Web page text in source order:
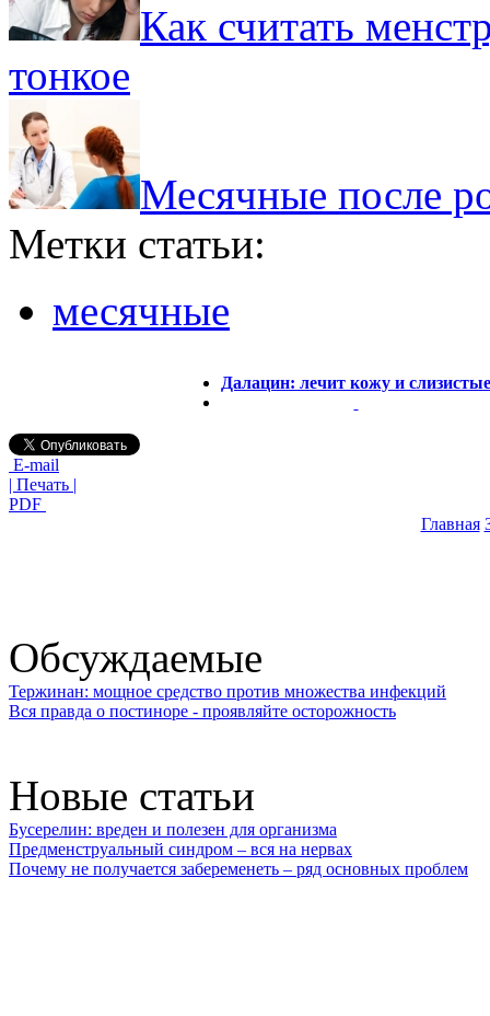
Как считать
тонкое
Месячные после
Метки статьи:
месячные
Далацин: лечит кожу и слизистые
E-mail
| Печать |
PDF
Главная
Обсуждаемые
Тержинан: мощное средство против множества инфекций
Вся правда о постиноре - проявляйте осторожность
Новые статьи
Бусерелин: вреден и полезен для организма
Предменструальный синдром – вся на нервах
Почему не получается забеременеть – ряд основных проблем